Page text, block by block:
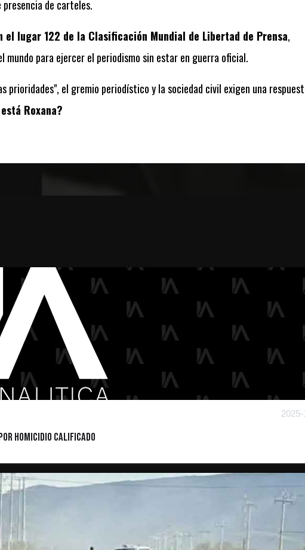
de carteles.
el lugar 122 de la Clasificación Mundial de Libertad de Prensa,
mundo para ejercer el periodismo sin estar en guerra oficial.
el gremio periodístico y la sociedad civil exigen una
Roxana?
Homicidio Calificado